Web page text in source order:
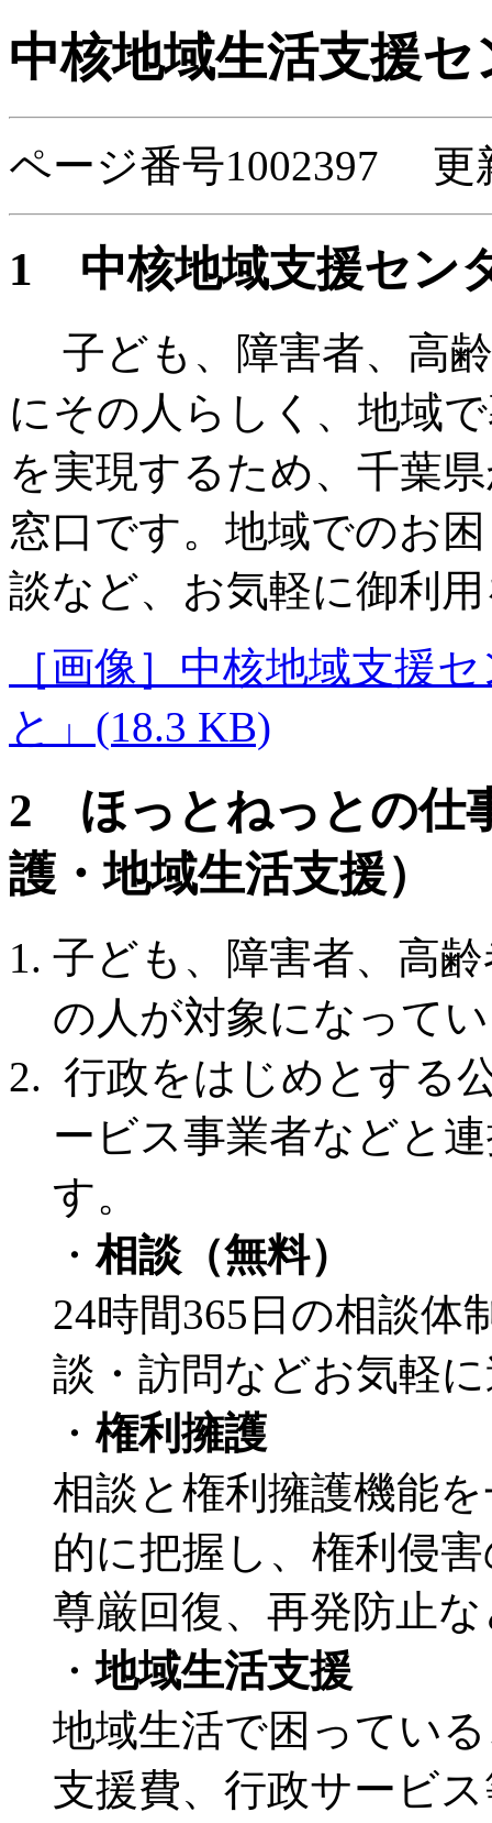
中核地域生活支援
ページ番号1002397 更
1 中核地域支援セン
子ども、障害者、高
にその人らしく、地域
を実現するため、千葉
窓口です。地域でのお
談など、お気軽に御利
［画像］中核地域支援
と」(18.3 KB)
2 ほっとねっとの仕
護・地域生活支援）
子ども、障害者、高
の人が対象になって
行政をはじめとする
ービス事業者などと
す。
・相談（無料）
24時間365日の相談体
談・訪問などお気軽
・ 権利擁護
相談と権利擁護機能
的に把握し、権利侵
尊厳回復、再発防止
・地域生活支援
地域生活で困ってい
支援費、行政サービ